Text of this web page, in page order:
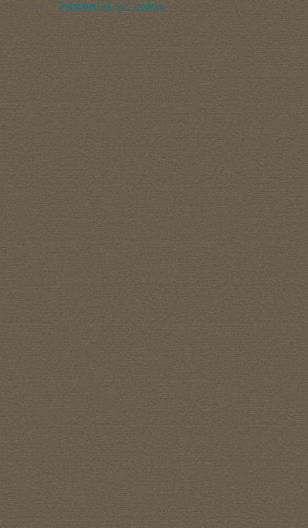
Informativa sui cookie